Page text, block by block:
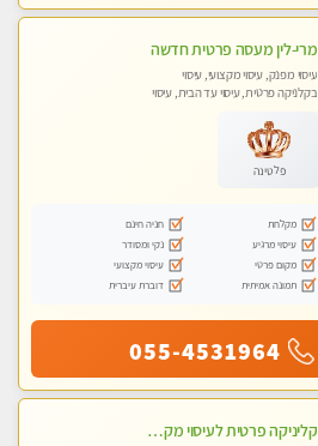
מרי-לין מעסה פרטית חדשה
עיסוי מפנק, עיסוי מקצועי, עיסוי
בקלניקה פרטית, עיסוי עד הבית, עיסוי
פלטינה
מקלחת
חניה חינם
עיסוי מרגיע
נקי ומסודר
מקום פרטי
עיסוי מקצועי
תמונה אמיתית
דוברת עיברית
055-4531964
קליניקה פרטית לעיסוי מקצועי ואלטרנטיבי ברמה גבוהה VIP תתקשר ..... highly recommended..new in the city